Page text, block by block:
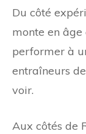
Du côté
monte en
performer à
entraîneurs
voir.
Aux côtés de